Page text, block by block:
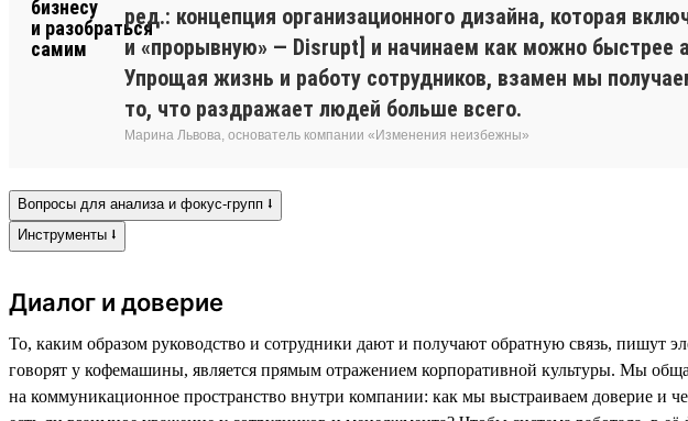
ред.: концепция организационного дизайна, которая
и «прорывную» — Disrupt] и начинаем как можно быстрее
Упрощая жизнь и работу сотрудников, взамен мы
то, что раздражает людей больше всего.
Марина Львова, основатель компании «Изменения неизбежны»
Вопросы для анализа и фокус-групп ⭣
Инструменты ⭣
Диалог и доверие
То, каким образом руководство и сотрудники дают и получают обратную связь, пишут
говорят у кофемашины, является прямым отражением корпоративной культуры. Мы
на коммуникационное пространство внутри компании: как мы выстраиваем доверие и